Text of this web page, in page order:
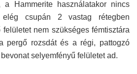
a Hammerite használatakor nincs
elég csupán 2 vastag rétegben
nem szükséges fémtisztára
pergő rozsdát és a régi, pattogzó
selyemfényű felületet ad.